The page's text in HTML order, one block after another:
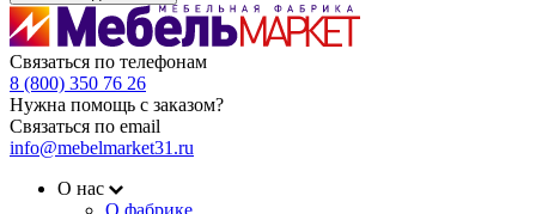
Связаться по телефонам
8 (800) 350 76 26
Нужна помощь с заказом?
Связаться по email
info@mebelmarket31.ru
О нас